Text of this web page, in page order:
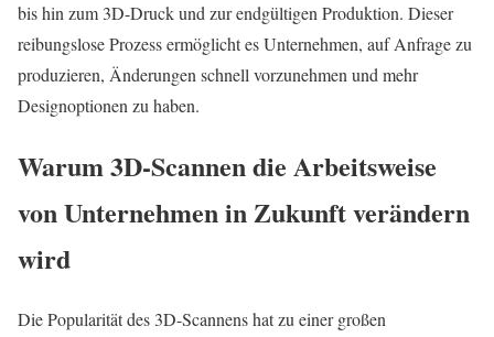
bis hin zum 3D-Druck und zur endgültigen Produktion. Dieser
reibungslose Prozess ermöglicht es Unternehmen, auf Anfrage zu
produzieren, Änderungen schnell vorzunehmen und mehr
Designoptionen zu haben.
Warum 3D-Scannen die Arbeitsweise
von Unternehmen in Zukunft verändern
wird
Die Popularität des 3D-Scannens hat zu einer großen